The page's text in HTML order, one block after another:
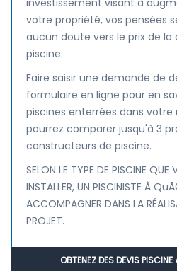
investissement visant à
votre propriété, vos pensées
aucun doute vers le prix de
piscine.
Faire saisir une demande de
formulaire en ligne pour en
piscines enterrées dans votre
pourrez comparer jusqu'à 3
constructeurs de piscine.
SELON LE TYPE DE PISCINE QUE
INSTALLER, UN PISCINISTE À
ACCOMPAGNER DANS LA
PROJET.
OBTENEZ DES DEVIS